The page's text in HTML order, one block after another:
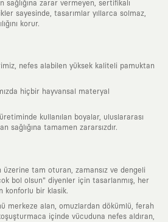
sağlığına zarar vermeyen, sertifikalı
sayesinde, tasarımlar yıllarca solmaz,
korur.
nefes alabilen yüksek kaliteli pamuktan
hiçbir hayvansal materyal
kullanılan boyalar, uluslararası
sağlığına tamamen zararsızdır.
üzerine tam oturan, zamansız ve dengeli
bol olsun" diyenler için tasarlanmış, her
konforlu bir klasik.
merkeze alan, omuzlardan dökümlü, ferah
içinde vücuduna nefes aldıran,